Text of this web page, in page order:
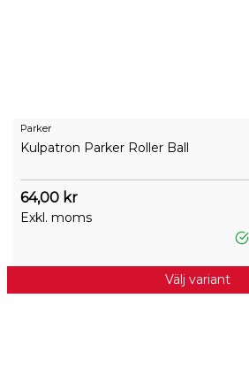
Parker
Kulpatron Parker Roller Ball
64,00 kr
Exkl. moms
Välj variant